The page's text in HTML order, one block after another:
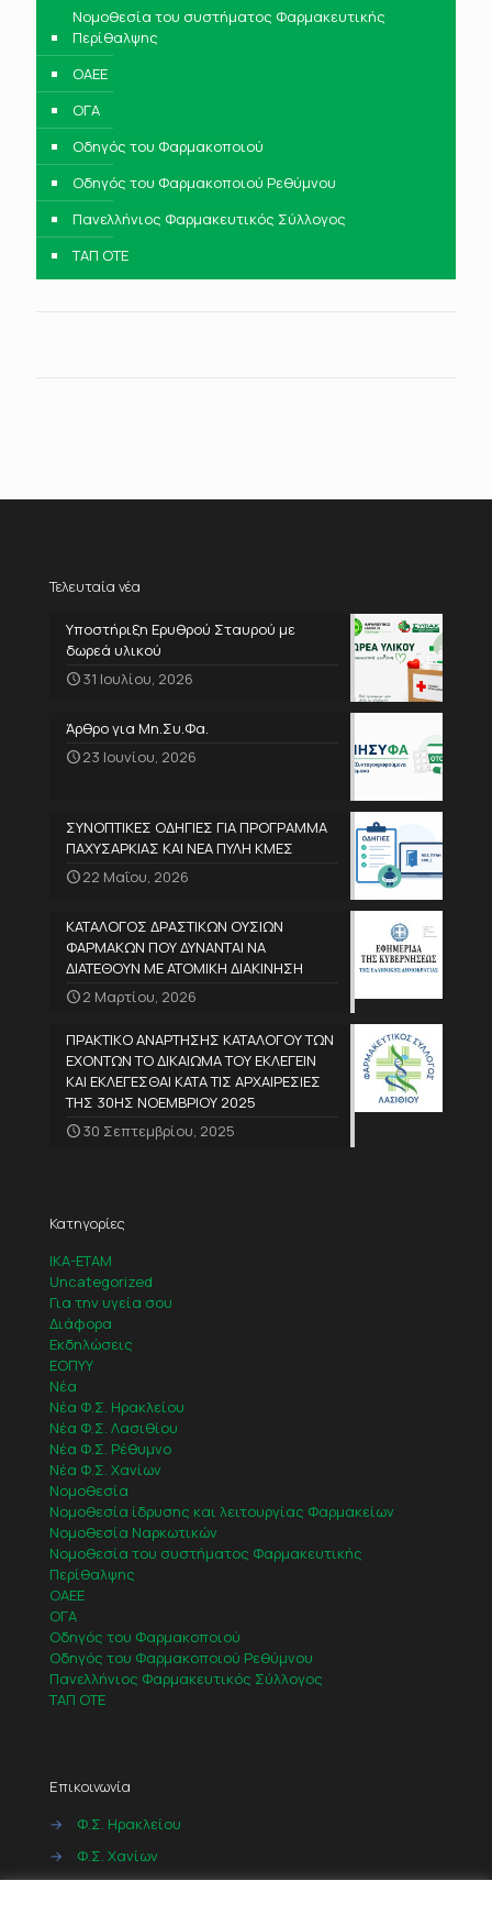
Νομοθεσία του συστήματος Φαρμακευτικής
Περίθαλψης
ΟΑΕΕ
ΟΓΑ
Οδηγός του Φαρμακοποιού
Οδηγός του Φαρμακοποιού Ρεθύμνου
Πανελλήνιος Φαρμακευτικός Σύλλογος
ΤΑΠ ΟΤΕ
Τελευταία νέα
Υποστήριξη Ερυθρού Σταυρού με
δωρεά υλικού
31 Ιουλίου, 2026
Άρθρο για Μη.Συ.Φα.
23 Ιουνίου, 2026
ΣΥΝΟΠΤΙΚΕΣ ΟΔΗΓΙΕΣ ΓΙΑ ΠΡΟΓΡΑΜΜΑ
ΠΑΧΥΣΑΡΚΙΑΣ ΚΑΙ ΝΕΑ ΠΥΛΗ ΚΜΕΣ
22 Μαΐου, 2026
ΚΑΤΑΛΟΓΟΣ ΔΡΑΣΤΙΚΩΝ ΟΥΣΙΩΝ
ΦΑΡΜΑΚΩΝ ΠΟΥ ΔΥΝΑΝΤΑΙ ΝΑ
ΔΙΑΤΕΘΟΥΝ ΜΕ ΑΤΟΜΙΚΗ ΔΙΑΚΙΝΗΣΗ
2 Μαρτίου, 2026
ΠΡΑΚΤΙΚΟ ΑΝΑΡΤΗΣΗΣ ΚΑΤΑΛΟΓΟΥ ΤΩΝ
ΕΧΟΝΤΩΝ ΤΟ ΔΙΚΑΙΩΜΑ ΤΟΥ ΕΚΛΕΓΕΙΝ
ΚΑΙ ΕΚΛΕΓΕΣΘΑΙ ΚΑΤΑ ΤΙΣ ΑΡΧΑΙΡΕΣΙΕΣ
ΤΗΣ 30ΗΣ ΝΟΕΜΒΡΙΟΥ 2025
30 Σεπτεμβρίου, 2025
Κατηγορίες
IKA-ETAM
Uncategorized
Για την υγεία σου
Διάφορα
Εκδηλώσεις
ΕΟΠΥΥ
Νέα
Νέα Φ.Σ. Ηρακλείου
Νέα Φ.Σ. Λασιθίου
Νέα Φ.Σ. Ρέθυμνο
Νέα Φ.Σ. Χανίων
Νομοθεσία
Νομοθεσία ίδρυσης και λειτουργίας Φαρμακείων
Νομοθεσία Ναρκωτικών
Νομοθεσία του συστήματος Φαρμακευτικής
Περίθαλψης
ΟΑΕΕ
ΟΓΑ
Οδηγός του Φαρμακοποιού
Οδηγός του Φαρμακοποιού Ρεθύμνου
Πανελλήνιος Φαρμακευτικός Σύλλογος
ΤΑΠ ΟΤΕ
Επικοινωνία
→
Φ.Σ. Ηρακλείου
→
Φ.Σ. Χανίων